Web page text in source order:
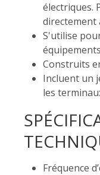
électriques.
directement
S'utilise
Construits
Incluent un
les
Fréquence